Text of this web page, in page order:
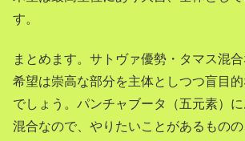
す。
まとめます。サトヴァ優勢・タマス混
希望は崇高な部分を主体としつつ盲目
でしょう。パンチャブータ（五元素）
混合なので、やりたいことがあるもの